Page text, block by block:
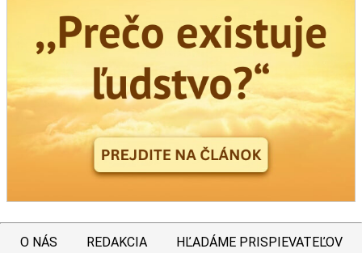
O NÁS REDAKCIA
HĽADÁME PRISPIEVATEĽOV